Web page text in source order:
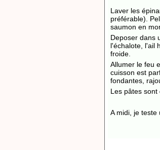
Laver les
préférable).
saumon en
Deposer dans
l'échalote, l'ail
froide.
Allumer le feu
cuisson est
fondantes,
Les pâtes
​A midi, je teste